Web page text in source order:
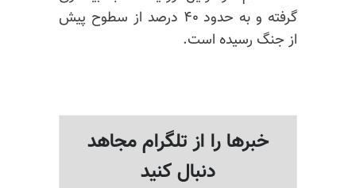
گرفته و به حدود ۴۰ درصد از سطوح پیش
از جنگ رسیده است.
خبرها را از تلگرام مجاهد
دنبال کنید